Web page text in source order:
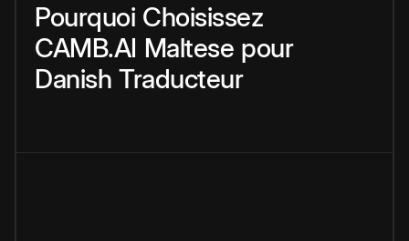
Pourquoi Choisissez
CAMB.AI Maltese pour
Danish Traducteur